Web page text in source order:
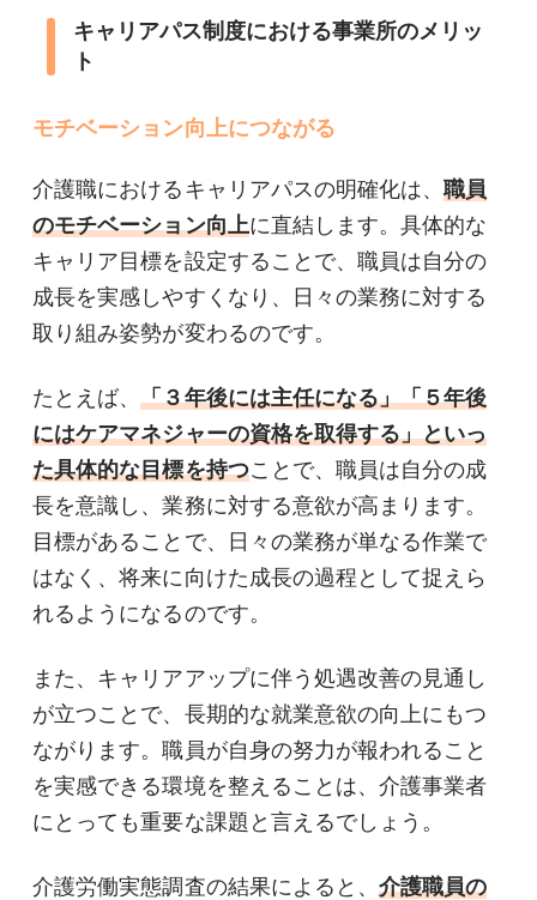
キャリアパス制度における事業所のメリッ
ト
モチベーション向上につながる
介護職におけるキャリアパスの明確化は、職員
のモチベーション向上に直結します。具体的な
キャリア目標を設定することで、職員は自分の
成長を実感しやすくなり、日々の業務に対する
取り組み姿勢が変わるのです。
たとえば、「３年後には主任になる」「５年後
にはケアマネジャーの資格を取得する」といっ
た具体的な目標を持つことで、職員は自分の成
長を意識し、業務に対する意欲が高まります。
目標があることで、日々の業務が単なる作業で
はなく、将来に向けた成長の過程として捉えら
れるようになるのです。
また、キャリアアップに伴う処遇改善の見通し
が立つことで、長期的な就業意欲の向上にもつ
ながります。職員が自身の努力が報われること
を実感できる環境を整えることは、介護事業者
にとっても重要な課題と言えるでしょう。
介護労働実態調査の結果によると、 介護職員の